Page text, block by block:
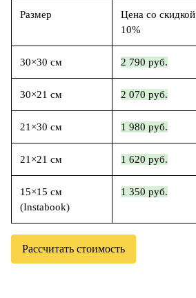
Размер
Цена со скидкой
10%
30×30 см 2 790 руб.
30×21 см 2 070 руб.
21×30 см 1 980 руб.
21×21 см 1 620 руб.
15×15 см
(Instabook)
1 350 руб.
Рассчитать стоимость